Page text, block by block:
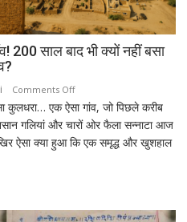
200 साल बाद भी क्यों नहीं बसा
Comments Offon
कुलधरा:
एक
रात
गाँव!
कुलधरा… एक ऐसा गांव, जो पिछले करीब
गलियां और चारों ओर फैला सन्नाटा आज
ऐसा क्या हुआ कि एक समृद्ध और खुशहाल